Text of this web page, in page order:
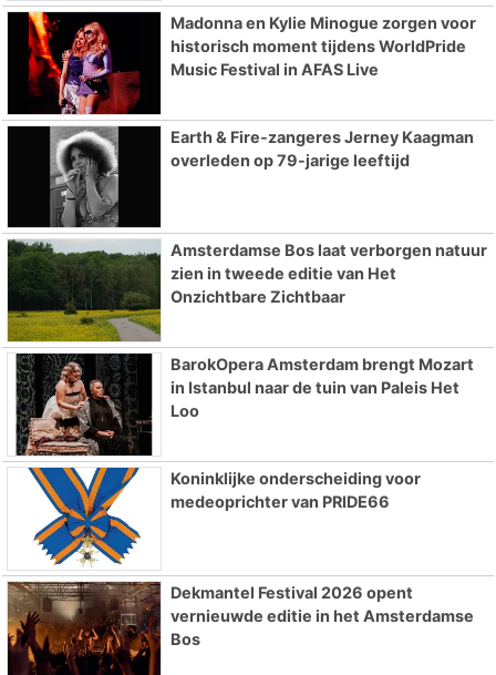
Madonna en Kylie Minogue zorgen voor
historisch moment tijdens WorldPride
Music Festival in AFAS Live
Earth & Fire-zangeres Jerney Kaagman
overleden op 79-jarige leeftijd
Amsterdamse Bos laat verborgen natuur
zien in tweede editie van Het
Onzichtbare Zichtbaar
BarokOpera Amsterdam brengt Mozart
in Istanbul naar de tuin van Paleis Het
Loo
Koninklijke onderscheiding voor
medeoprichter van PRIDE66
Dekmantel Festival 2026 opent
vernieuwde editie in het Amsterdamse
Bos